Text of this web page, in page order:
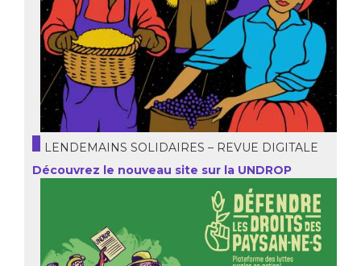
LENDEMAINS SOLIDAIRES – REVUE DIGITALE
Découvrez le nouveau site sur la UNDROP